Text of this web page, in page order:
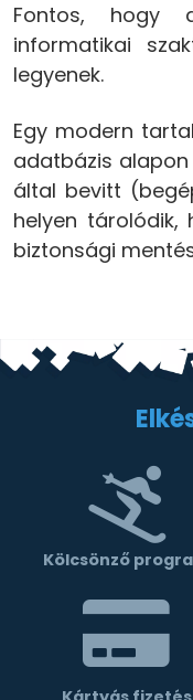
Fontos, hogy
informatikai
legyenek.
Egy modern
adatbázis
által bevitt
helyen tárolódik,
biztonsági
Kölcsönző